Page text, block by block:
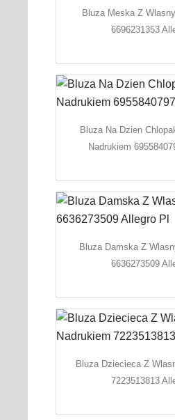
Bluza Meska Z
6696231353
Bluza Na Dzien
Nadrukiem
Bluza Damska Z
6636273509
Bluza Dziecieca Z
7223513813